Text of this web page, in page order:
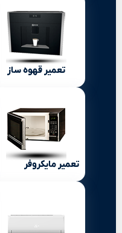
تعمیر قهوه ساز
تعمیر مایکروفر